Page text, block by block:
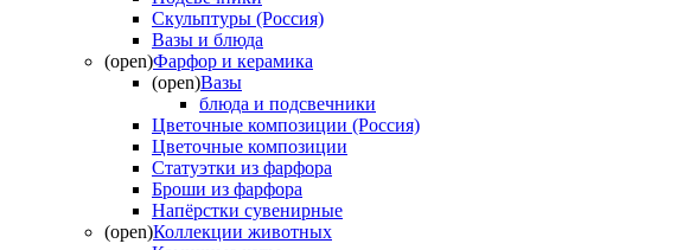
Скульптуры (Россия)
Вазы и блюда
(open)Фарфор и керамика
(open)Вазы
блюда и подсвечники
Цветочные композиции (Россия)
Цветочные композиции
Статуэтки из фарфора
Броши из фарфора
Напёрстки сувенирные
(open)Коллекции животных